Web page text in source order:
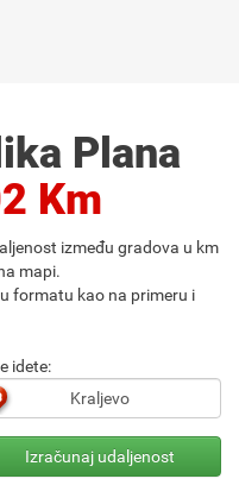
Plana
Km
između gradova u km
mapi.
formatu kao na primeru i
idete: